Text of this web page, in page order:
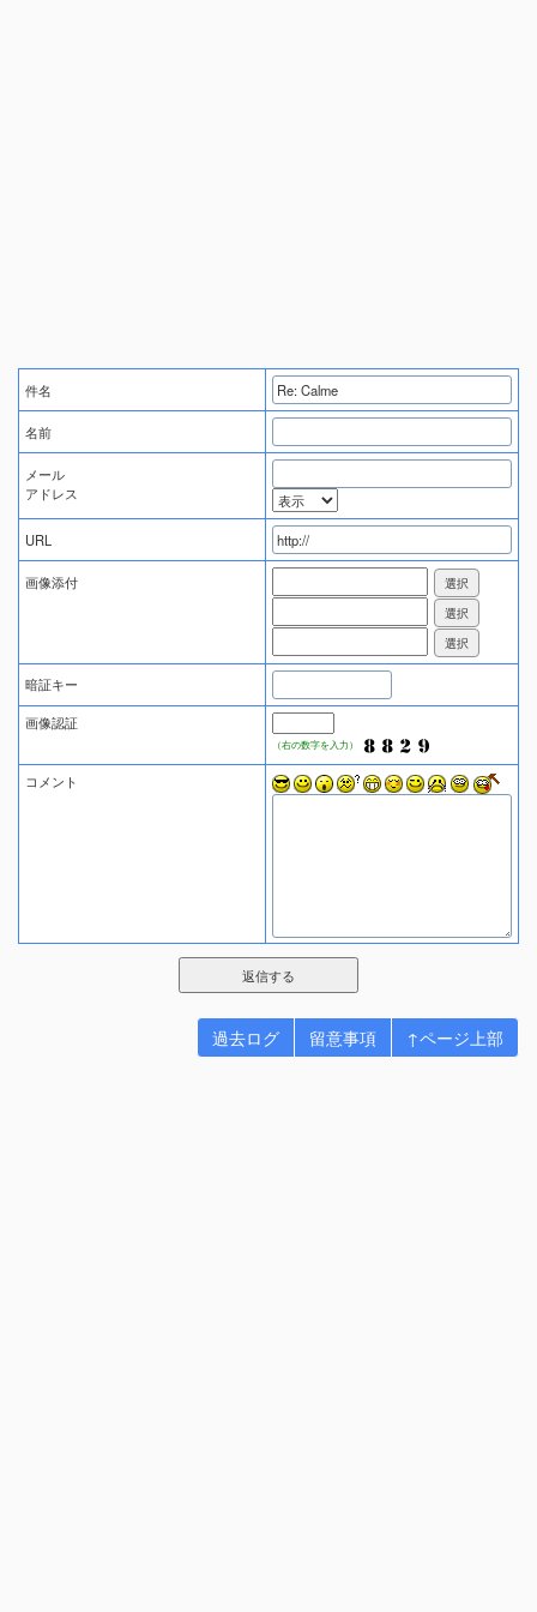
件名
名前
メール
アドレス
URL
画像添付
暗証キー
画像認証
（右の数字を入力）
コメント
過去ログ 留意事項 ↑ページ上部